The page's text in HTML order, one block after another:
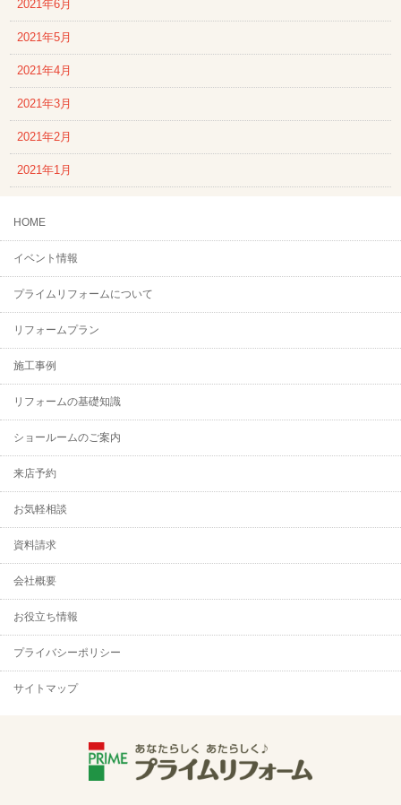
2021年6月
2021年5月
2021年4月
2021年3月
2021年2月
2021年1月
HOME
イベント情報
プライムリフォームについて
リフォームプラン
施工事例
リフォームの基礎知識
ショールームのご案内
来店予約
お気軽相談
資料請求
会社概要
お役立ち情報
プライバシーポリシー
サイトマップ